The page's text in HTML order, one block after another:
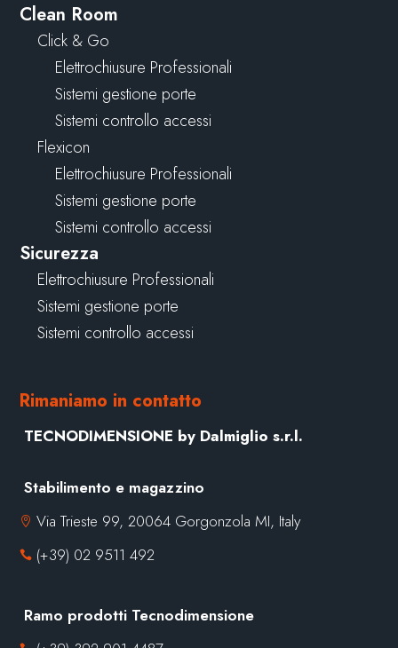
Clean Room
Click & Go
Elettrochiusure Professionali
Sistemi gestione porte
Sistemi controllo accessi
Flexicon
Elettrochiusure Professionali
Sistemi gestione porte
Sistemi controllo accessi
Sicurezza
Elettrochiusure Professionali
Sistemi gestione porte
Sistemi controllo accessi
Rimaniamo in contatto
TECNODIMENSIONE by Dalmiglio s.r.l.
Stabilimento e magazzino
 Via Trieste 99, 20064 Gorgonzola MI, Italy
 (+39) 02 9511 492
Ramo prodotti Tecnodimensione